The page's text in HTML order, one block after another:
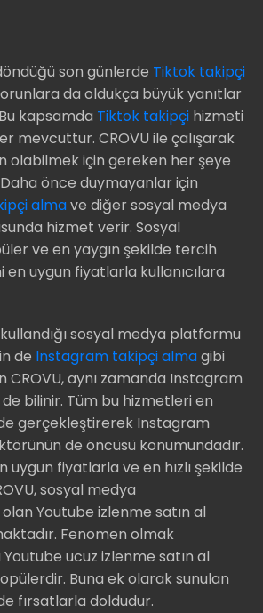
son günlerde Tiktok takipçi
da oldukça büyük yanıtlar
kapsamda Tiktok takipçi hizmeti
mevcuttur. CROVU ile çalışarak
olabilmek için gereken her şeye
önce duymayanlar için
almave diğer sosyal medya
hizmet verir. Sosyal
ve en yaygın şekilde tercih
uygun fiyatlarla kullanıcılara
kullandığı sosyal medya platformu
de Instagram takipçi almagibi
CROVU, aynı zamanda Instagram
bilinir. Tüm bu hizmetleri en
gerçekleştirerek Instagram
de öncüsü konumundadır.
uygun fiyatlarla ve en hızlı şekilde
sosyal medya
Youtube izlenme satın al
Fenomen olmak
ucuz izlenme satın al
Buna ek olarak sunulan
fırsatlarla doldudur.